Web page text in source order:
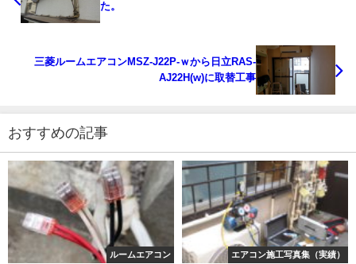
た。
三菱ルームエアコンMSZ-J22P-ｗから日立RAS-
AJ22H(w)に取替工事
おすすめの記事
ルームエアコン エアコン施工写真集（実績）